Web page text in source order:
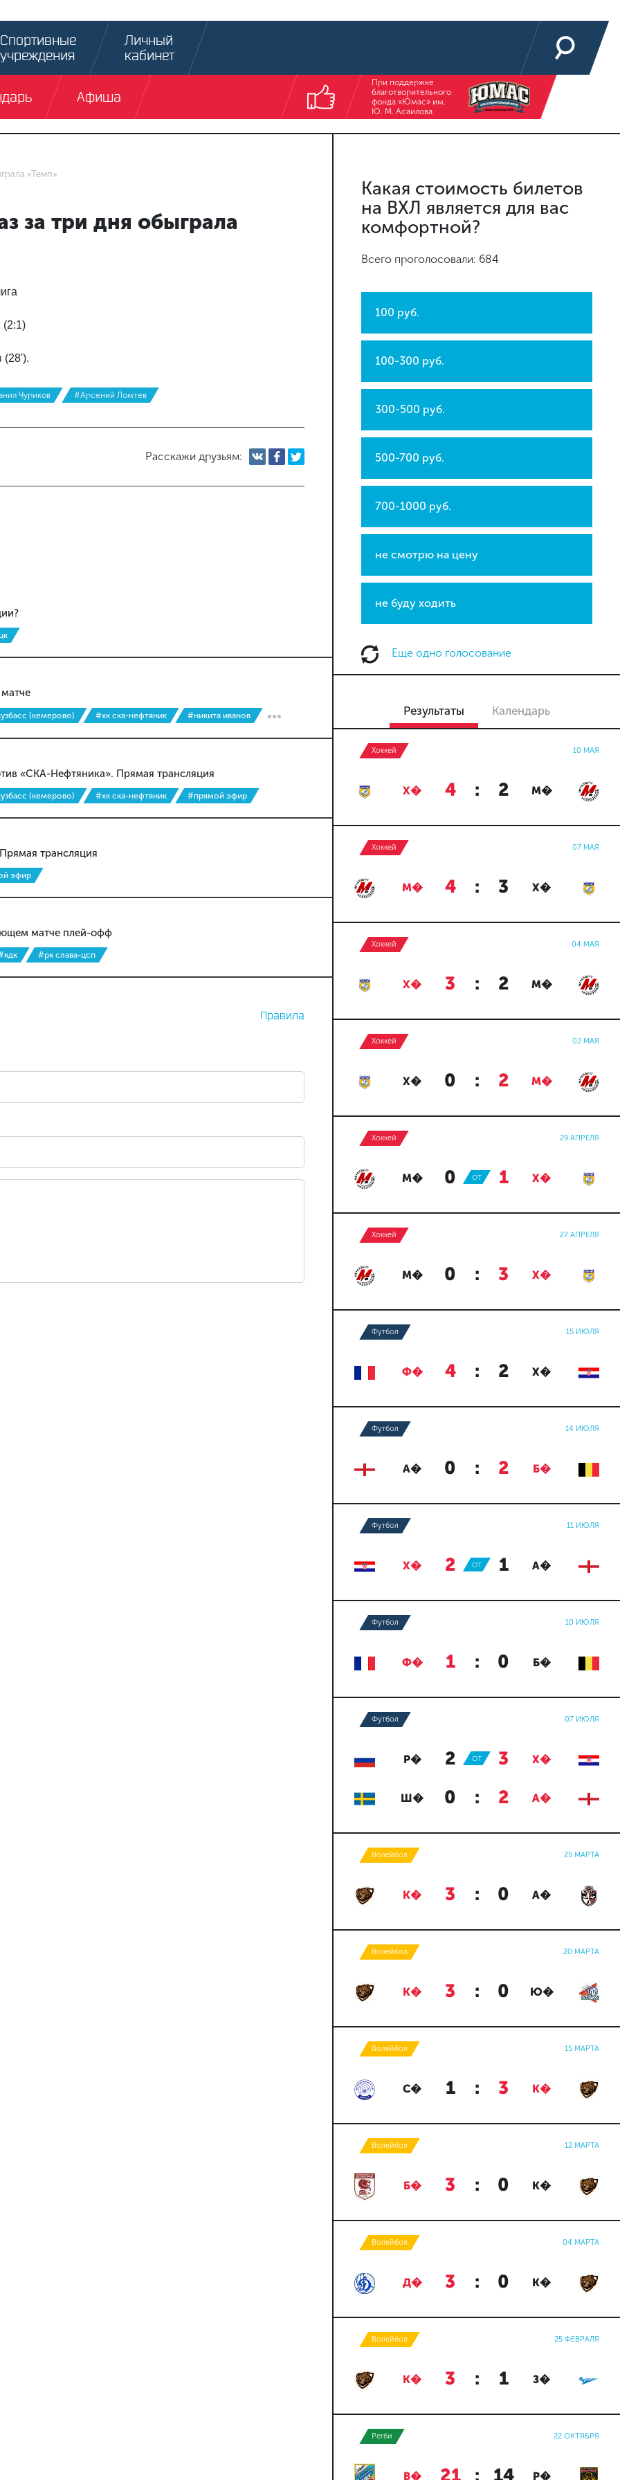
Спортивные
учреждения
Личный
кабинет
Афиша
При поддержке
благотворительного
фонда «Юмас» им.
Ю. М. Асаилова
«Темп»
за три дня обыграла
(2:1)
(28').
Чуриков #Арсений Ломтев
Расскажи друзьям:
(кемерово) #хк ска-нефтяник #никита иванов
«СКА-Нефтяника». Прямая трансляция
(кемерово) #хк ска-нефтяник #прямой эфир
трансляция
эфир
матче плей-офф
#рк слава-цсп
Правила
Какая стоимость билетов
на ВХЛ является для вас
комфортной?
Всего проголосовали: 684
100 руб.
100-300 руб.
300-500 руб.
500-700 руб.
700-1000 руб.
не смотрю на цену
не буду ходить
Еще одно голосование
Результаты Календарь
Хоккей 10 МАЯ
Х� 4 : 2 М�
Хоккей 07 МАЯ
М� 4 : 3 Х�
Хоккей 04 МАЯ
Х� 3 : 2 М�
Хоккей 02 МАЯ
Х� 0 : 2 М�
Хоккей 29 АПРЕЛЯ
М� 0 : 1 Х�
ОТ
Хоккей 27 АПРЕЛЯ
М� 0 : 3 Х�
Футбол 15 ИЮЛЯ
Ф� 4 : 2 Х�
Футбол 14 ИЮЛЯ
А� 0 : 2 Б�
Футбол 11 ИЮЛЯ
Х� 2 : 1 А�
ОТ
Футбол 10 ИЮЛЯ
Ф� 1 : 0 Б�
Футбол 07 ИЮЛЯ
Р� 2 : 3 Х�
ОТ
Ш� 0 : 2 А�
Волейбол 25 МАРТА
К� 3 : 0 А�
Волейбол 20 МАРТА
К� 3 : 0 Ю�
Волейбол 15 МАРТА
С� 1 : 3 К�
Волейбол 12 МАРТА
Б� 3 : 0 К�
Волейбол 04 МАРТА
Д� 3 : 0 К�
Волейбол 25 ФЕВРАЛЯ
К� 3 : 1 З�
Регби 22 ОКТЯБРЯ
В� 21 : 14 Р�